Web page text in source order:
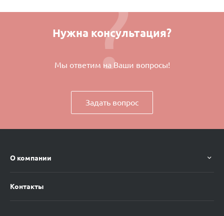
Нужна консультация?
Мы ответим на Ваши вопросы!
Задать вопрос
О компании
Контакты